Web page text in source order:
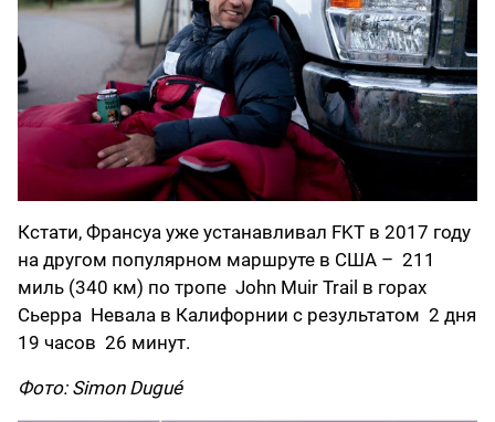
Кстати, Франсуа уже устанавливал FKT в 2017 году
на другом популярном маршруте в США – 211
миль (340 км) по тропе John Muir Trail в горах
Сьерра Невала в Калифорнии с результатом 2 дня
19 часов 26 минут.
Фото: Simon Dugué